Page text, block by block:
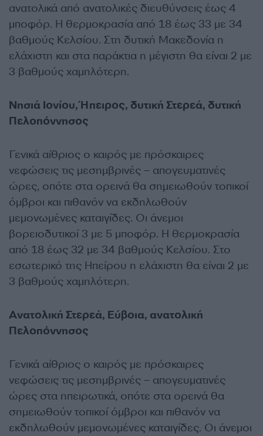
ανατολικά από ανατολικές διευθύνσεις έως 4
μποφόρ. Η θερμοκρασία από 18 έως 33 με 34
βαθμούς Κελσίου. Στη δυτική Μακεδονία η
ελάχιστη και στα παράκτια η μέγιστη θα είναι 2 με
3 βαθμούς χαμηλότερη.
Νησιά Ιονίου, Ήπειρος, δυτική Στερεά, δυτική
Πελοπόννησος
Γενικά αίθριος ο καιρός με πρόσκαιρες
νεφώσεις τις μεσημβρινές – απογευματινές
ώρες, οπότε στα ορεινά θα σημειωθούν τοπικοί
όμβροι και πιθανόν να εκδηλωθούν
μεμονωμένες καταιγίδες. Οι άνεμοι
βορειοδυτικοί 3 με 5 μποφόρ. Η θερμοκρασία
από 18 έως 32 με 34 βαθμούς Κελσίου. Στο
εσωτερικό της Ηπείρου η ελάχιστη θα είναι 2 με
3 βαθμούς χαμηλότερη.
Ανατολική Στερεά, Εύβοια, ανατολική
Πελοπόννησος
Γενικά αίθριος ο καιρός με πρόσκαιρες
νεφώσεις τις μεσημβρινές – απογευματινές
ώρες στα ηπειρωτικά, οπότε στα ορεινά θα
σημειωθούν τοπικοί όμβροι και πιθανόν να
εκδηλωθούν μεμονωμένες καταιγίδες. Οι άνεμοι